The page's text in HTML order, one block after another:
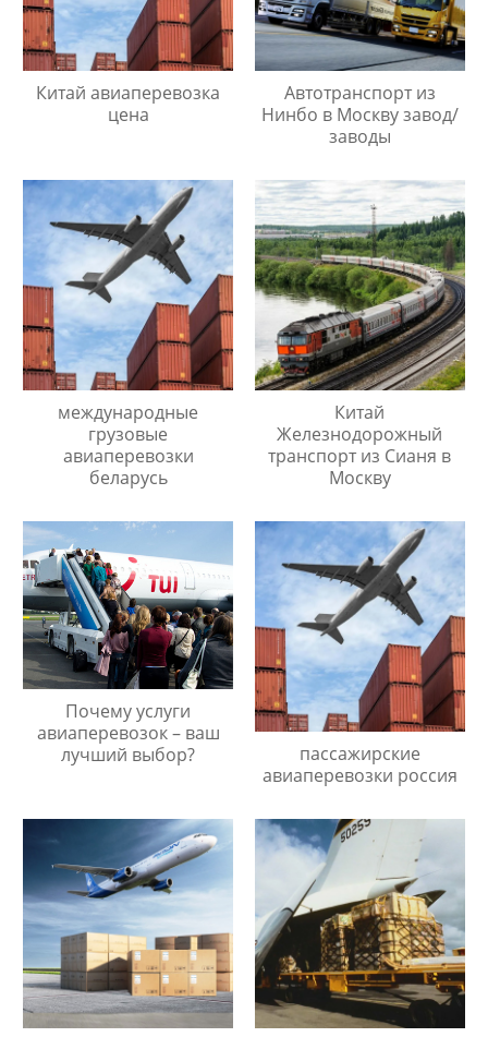
Китай авиаперевозка
цена
Автотранспорт из
Нинбо в Москву завод/
заводы
международные
грузовые
авиаперевозки
беларусь
Китай
Железнодорожный
транспорт из Сианя в
Москву
Почему услуги
авиаперевозок – ваш
лучший выбор?
пассажирские
авиаперевозки россия